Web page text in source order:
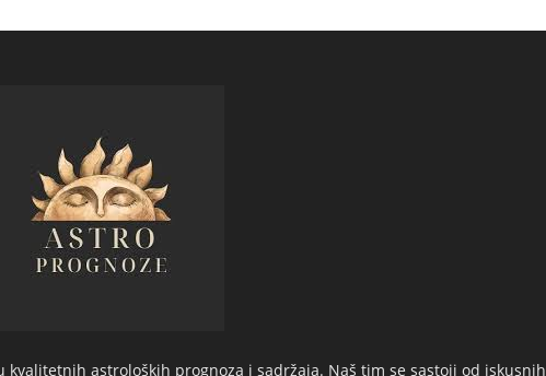
astroloških prognoza i sadržaja. Naš tim se sastoji od iskusnih